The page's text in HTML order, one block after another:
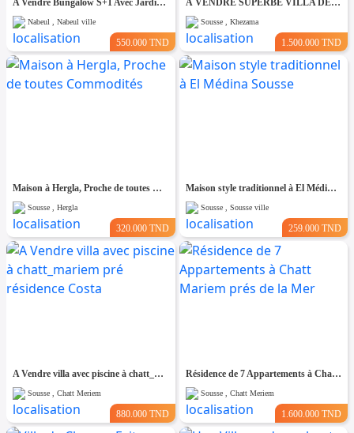
Nabeul , Nabeul ville
550.000 TND
Sousse , Khezama
1.500.000 TND
Maison à Hergla, Proche de toutes Commodités
Sousse , Hergla
320.000 TND
Maison style traditionnel à El Médina Sousse
Sousse , Sousse ville
259.000 TND
A Vendre villa avec piscine à chatt_mariem pré résidence Costa
Sousse , Chatt Meriem
880.000 TND
Résidence de 7 Appartements à Chatt Mariem prés de la Mer
Sousse , Chatt Meriem
1.600.000 TND